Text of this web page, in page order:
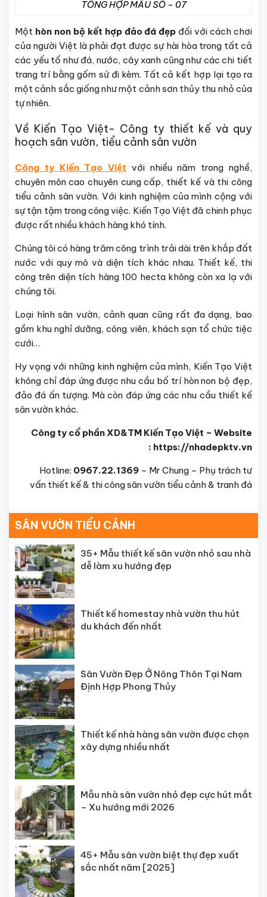
TỔNG HỢP MẪU SỐ – 07
Một hòn non bộ kết hợp đảo đá đẹp đối với cách chơi
của người Việt là phải đạt được sự hài hòa trong tất cả
các yếu tố như đá, nước, cây xanh cũng như các chi tiết
trang trí bằng gốm sứ đi kèm. Tất cả kết hợp lại tạo ra
một cảnh sắc giống như một cảnh sơn thủy thu nhỏ của
tự nhiên.
Về Kiến Tạo Việt- Công ty thiết kế và quy
hoạch sân vườn, tiểu cảnh sân vườn
Công ty Kiến Tạo Việt với nhiều năm trong nghề,
chuyên môn cao chuyên cung cấp, thiết kế và thi công
tiểu cảnh sân vườn. Với kinh nghiệm của mình cộng với
sự tận tậm trong công việc. Kiến Tạo Việt đã chinh phục
được rất nhiều khách hàng khó tính.
Chúng tôi có hàng trăm công trình trải dài trên khắp đất
nước với quy mô và diện tích khác nhau. Thiết kế, thi
công trên diện tích hàng 100 hecta không còn xa lạ với
chúng tôi.
Loại hình sân vườn, cảnh quan cũng rất đa dạng, bao
gồm khu nghỉ dưỡng, công viên, khách sạn tổ chức tiệc
cưới…
Hy vọng với những kinh nghiệm của mình, Kiến Tạo Việt
không chỉ đáp ứng được nhu cầu bố trí hòn non bộ đẹp,
đảo đá ấn tượng. Mà còn đáp ứng các nhu cầu thiết kế
sân vườn khác.
Công ty cổ phần XD&TM Kiến Tạo Việt – Website
: https://nhadepktv.vn
Hotline: 0967.22.1369 – Mr Chung – Phụ trách tư
vấn thiết kế & thi công sân vườn tiểu cảnh & tranh đá
SÂN VƯỜN TIỂU CẢNH
35+ Mẫu thiết kế sân vườn nhỏ sau nhà
dễ làm xu hướng đẹp
Thiết kế homestay nhà vườn thu hút
du khách đến nhất
Sân Vườn Đẹp Ở Nông Thôn Tại Nam
Định Hợp Phong Thủy
Thiết kế nhà hàng sân vườn được chọn
xây dựng nhiều nhất
Mẫu nhà sân vườn nhỏ đẹp cực hút mắt
– Xu hướng mới 2026
45+ Mẫu sân vườn biệt thự đẹp xuất
sắc nhất năm [2025]